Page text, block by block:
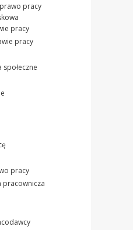
pracy
pracy
pracy
pracy
pracownicza